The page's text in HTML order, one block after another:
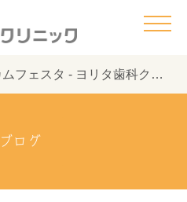
フェスタ - ヨリタ歯科クリニック
ログ